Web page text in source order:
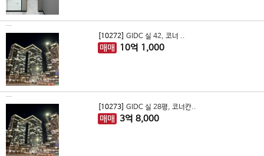
[10272] GIDC 실 42, 코너 ..
매매 10억 1,000
[10273] GIDC 실 28평, 코너칸..
매매 3억 8,000